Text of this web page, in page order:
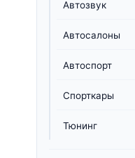
Автозвук
Автосалоны
Автоспорт
Спорткары
Тюнинг